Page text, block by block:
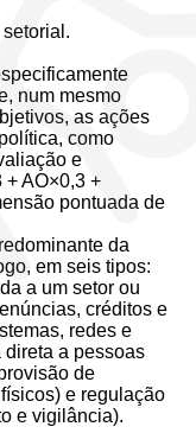
num mesmo
as ações
como
e
+ AO×0,3 +
pontuada de
da
em seis tipos:
a um setor ou
créditos e
redes e
direta a pessoas
de
e regulação
e vigilância).